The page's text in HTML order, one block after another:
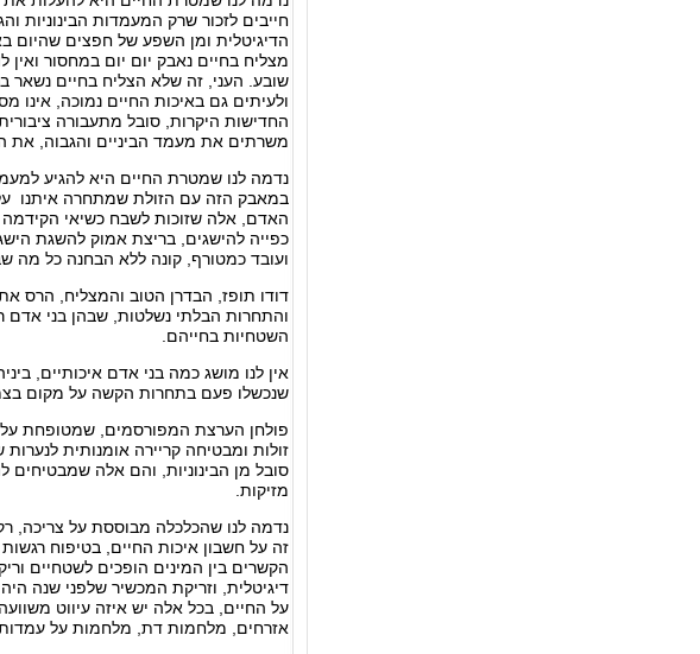
חייבים לזכור שרק המעמדות הבינוניות
הדיגיטלית ומן השפע של חפצים שהיום
מצליח בחיים נאבק יום יום במחסור ואין
שובע. העני, זה שלא הצליח בחיים נשאר
ולעיתים גם באיכות החיים נמוכה, אינו
החדישות היקרות, סובל מתעבורה
משרתים את מעמד הביניים והגבוה, את
נדמה לנו שמטרת החיים היא להגיע
במאבק הזה עם הזולת שמתחרה איתנו על
האדם, אלה שזוכות לשבח כשיאי
כפייה להישגים, בריצת אמוק להשגת
ועובד כמטורף, קונה ללא הבחנה כל מה
דודו תופז, הבדרן הטוב והמצליח, הרס
והתחרות הבלתי נשלטות, שבהן בני אדם
השטחיות בחייהם.
אין לנו מושג כמה בני אדם איכותיים,
שנכשלו פעם בתחרות הקשה על מקום
זולות ומבטיחה קריירה אומנותית
סובל מן הבינוניות, והם אלה שמבטיחים
מזיקות.
נדמה לנו שהכלכלה מבוססת על צריכה,
זה על חשבון איכות החיים, בטיפוח רגשות
הקשרים בין המינים הופכים לשטחיים
דיגיטלית, וזריקת המכשיר שלפני שנה
על החיים, בכל אלה יש איזה עיווט
אזרחים, מלחמות דת, מלחמות על עמדות